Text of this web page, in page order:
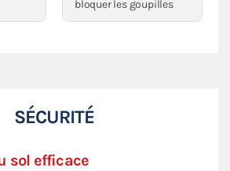
bloquer les goupilles
SÉCURITÉ
sol efficace